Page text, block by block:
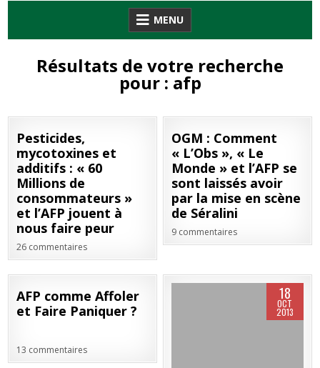
MENU
Résultats de votre recherche
pour : afp
Pesticides,
mycotoxines et
additifs : « 60
Millions de
consommateurs »
et l’AFP jouent à
nous faire peur
26 commentaires
OGM : Comment
« L’Obs », « Le
Monde » et l’AFP se
sont laissés avoir
par la mise en scène
de Séralini
9 commentaires
20
AVR
2017
AFP comme Affoler
et Faire Paniquer ?
13 commentaires
18
OCT
2013